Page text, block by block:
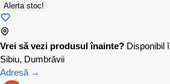
Alerta stoc!
Vrei să vezi produsul înainte? Disponibil
Sibiu, Dumbrăvii
Adresă →